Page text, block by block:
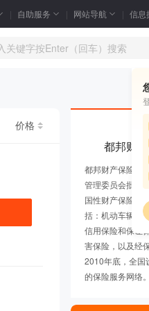
自助服务 网站导航 信息
价格
都邦财
都邦财产保险股
管理委员会批准
国性财产保险公
括：机动车辆保
信用保险和保证
害保险，以及经
2010年底，全国
的保险服务网络。